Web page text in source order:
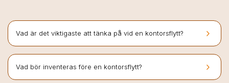
keyboard_arrow_right
Vad är det viktigaste att tänka på vid en kontorsflytt?
keyboard_arrow_right
Vad bör inventeras före en kontorsflytt?